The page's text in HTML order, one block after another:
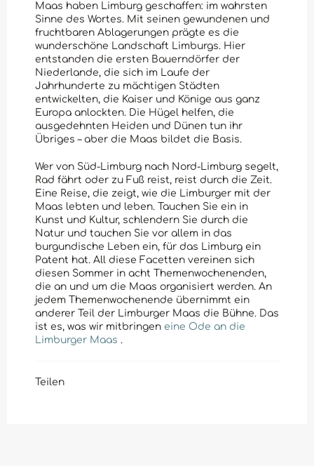
Maas haben Limburg geschaffen: im wahrsten
Sinne des Wortes. Mit seinen gewundenen und
fruchtbaren Ablagerungen prägte es die
wunderschöne Landschaft Limburgs. Hier
entstanden die ersten Bauerndörfer der
Niederlande, die sich im Laufe der
Jahrhunderte zu mächtigen Städten
entwickelten, die Kaiser und Könige aus ganz
Europa anlockten. Die Hügel helfen, die
ausgedehnten Heiden und Dünen tun ihr
Übriges – aber die Maas bildet die Basis.
Wer von Süd-Limburg nach Nord-Limburg segelt,
Rad fährt oder zu Fuß reist, reist durch die Zeit.
Eine Reise, die zeigt, wie die Limburger mit der
Maas lebten und leben. Tauchen Sie ein in
Kunst und Kultur, schlendern Sie durch die
Natur und tauchen Sie vor allem in das
burgundische Leben ein, für das Limburg ein
Patent hat. All diese Facetten vereinen sich
diesen Sommer in acht Themenwochenenden,
die an und um die Maas organisiert werden. An
jedem Themenwochenende übernimmt ein
anderer Teil der Limburger Maas die Bühne. Das
ist es, was wir mitbringen eine Ode an die
Limburger Maas .
Teilen